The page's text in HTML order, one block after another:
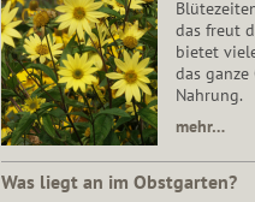
das freut
bietet
das
Nahrung.
mehr…
Was liegt an im Obstgarten?